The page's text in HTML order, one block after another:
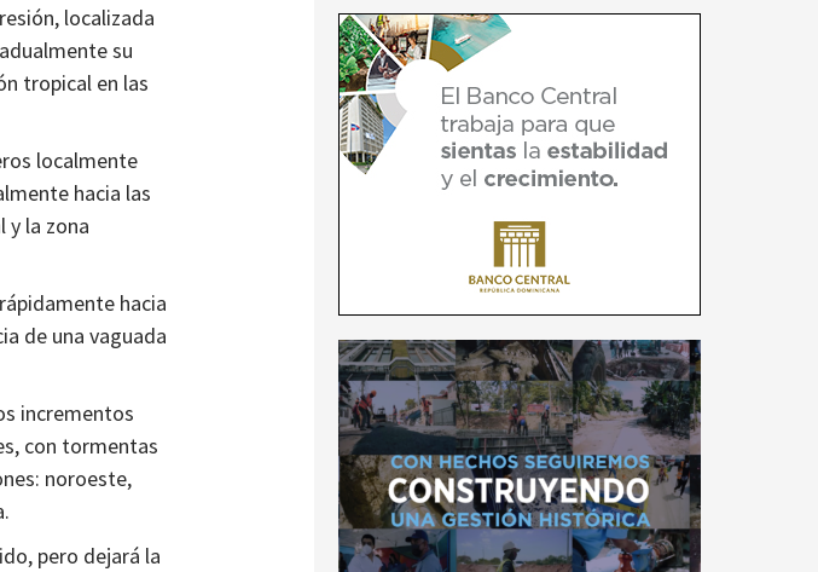
localizada
su
tropical en las
localmente
hacia las
y la zona
hacia
de una vaguada
incrementos
con tormentas
noroeste,
pero dejará la